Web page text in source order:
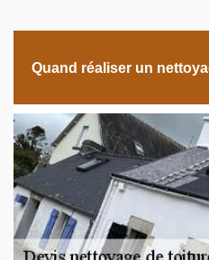
Quand réaliser un